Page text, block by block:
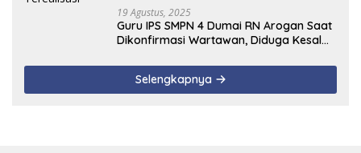
19 Agustus, 2025
Guru IPS SMPN 4 Dumai RN Arogan Saat
Dikonfirmasi Wartawan, Diduga Kesal
Terealisasi
Selengkapnya